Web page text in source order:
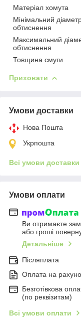
Матеріал хомута
Мінімальний
обтиснення
Максимальний
обтиснення
Товщина смуги
Приховати
Умови доставки
Нова Пошта
Укрпошта
Всі умови доставки
Умови оплати
Ви отримаєте
або гроші
Детальніше
Післяплата
Оплата на
Безготівкова
(по реквізитам)
Всі умови оплати